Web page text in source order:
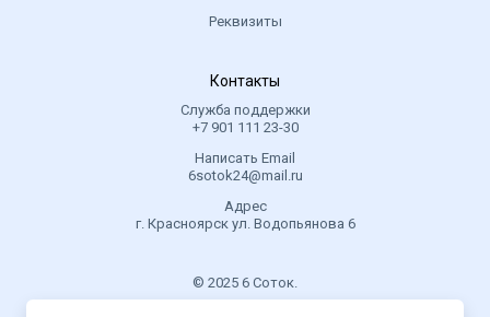
Реквизиты
Контакты
Служба поддержки
+7 901 111 23-30
Написать Email
6sotok24@mail.ru
Адрес
г. Красноярск ул. Водопьянова 6
© 2025 6 Соток.
.